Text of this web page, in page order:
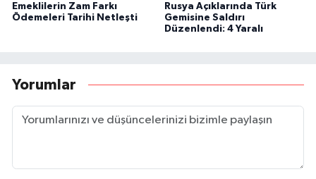
Emeklilerin Zam Farkı
Ödemeleri Tarihi Netleşti
Rusya Açıklarında Türk
Gemisine Saldırı
Düzenlendi: 4 Yaralı
Yorumlar